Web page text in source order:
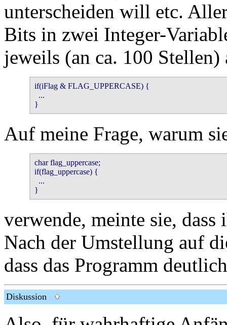
unterscheiden will etc.
Bits in zwei Integer-
jeweils (an ca. 100 Stellen)
if(iFlag & FLAG_UPPERCASE) {
  ...
}
Auf meine Frage, warum
char flag_uppercase;
if(flag_uppercase) {
  ...
}
verwende, meinte sie,
Nach der Umstellung auf
dass das Programm
Diskussion